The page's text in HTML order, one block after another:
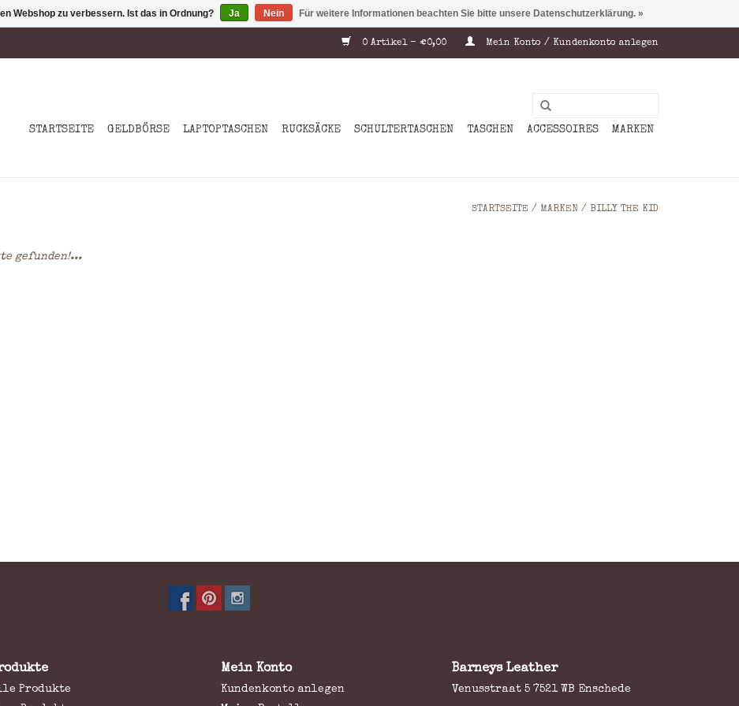
0 Artikel - €0,00 Mein Konto / Kundenkonto anlegen
STARTSEITE GELDBÖRSE LAPTOPTASCHEN RUCKSÄCKE SCHULTERTASCHEN TASCHEN ACCESSOIRES MARKEN
STARTSEITE / MARKEN / BILLY THE KID
gefunden!...
Produkte
Mein Konto
Kundenkonto anlegen
Barneys Leather
Venusstraat 5 7521 WB Enschede
Webshop zu verbessern. Ist das in Ordnung? Ja Nein Für weitere Informationen beachten Sie bitte unsere Datenschutzerklärung. »